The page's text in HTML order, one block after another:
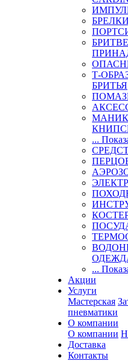
БРЕЛКИ
Т-
БРИТЬЯ
...
...
Акции
Услуги
Мастерская
пневматики
О компании
О компании
Доставка
Контакты